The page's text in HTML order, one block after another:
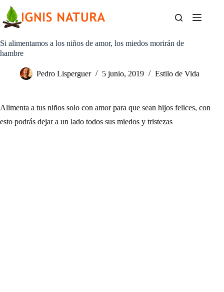
contenido
Si alimentamos a los niños de amor, los miedos morirán de
hambre
Pedro Lisperguer 5 junio, 2019 Estilo de Vida
Alimenta a tus niños solo con amor para que sean hijos felices, con
esto podrás dejar a un lado todos sus miedos y tristezas